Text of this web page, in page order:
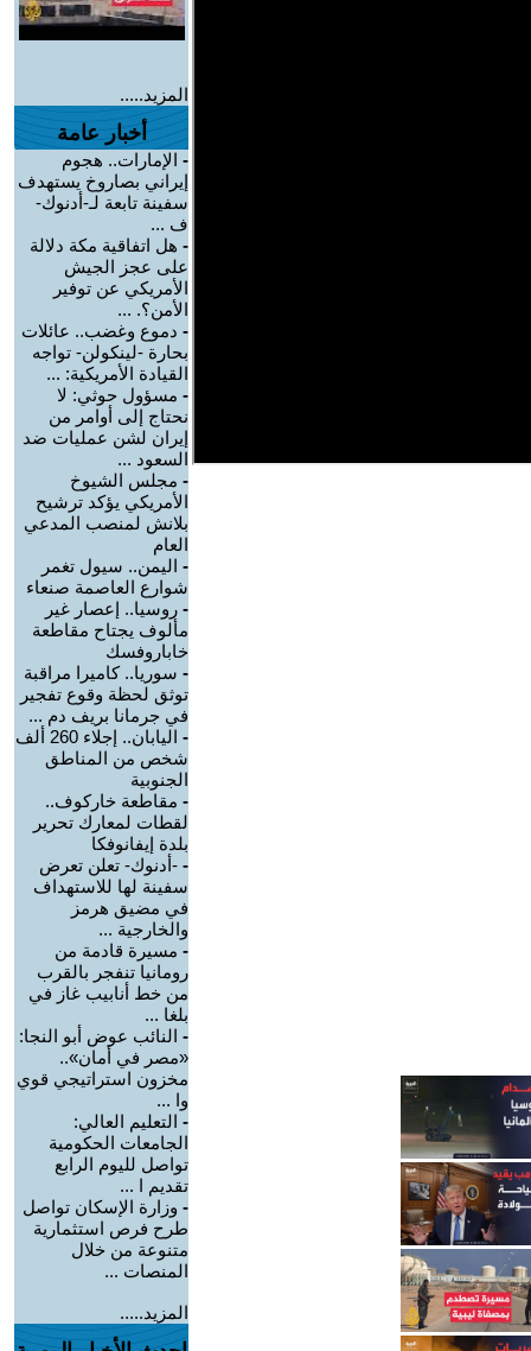
المزيد.....
أخبار عامة
- الإمارات.. هجوم
إيراني بصاروخ يستهدف
سفينة تابعة لـ-أدنوك-
ف ...
- هل اتفاقية مكة دلالة
على عجز الجيش
الأمريكي عن توفير
الأمن؟. ...
- دموع وغضب.. عائلات
بحارة -لينكولن- تواجه
القيادة الأمريكية: ...
- مسؤول حوثي: لا
نحتاج إلى أوامر من
إيران لشن عمليات ضد
السعود ...
- مجلس الشيوخ
الأمريكي يؤكد ترشيح
بلانش لمنصب المدعي
العام
- اليمن.. سيول تغمر
شوارع العاصمة صنعاء
- روسيا.. إعصار غير
مألوف يجتاح مقاطعة
خاباروفسك
- سوريا.. كاميرا مراقبة
توثق لحظة وقوع تفجير
في جرمانا بريف دم ...
-
اليابان.. إجلاء 260 ألف
شخص من المناطق
الجنوبية
- مقاطعة خاركوف..
لقطات لمعارك تحرير
بلدة إيفانوفكا
- -أدنوك- تعلن تعرض
سفينة لها للاستهداف
في مضيق هرمز
والخارجية ...
- مسيرة قادمة من
رومانيا تنفجر بالقرب
من خط أنابيب غاز في
بلغا ...
- النائب عوض أبو النجا:
«مصر في أمان»..
مخزون استراتيجي قوي
وا ...
- التعليم العالي:
الجامعات الحكومية
تواصل لليوم الرابع
تقديم ا ...
- وزارة الإسكان تواصل
طرح فرص استثمارية
متنوعة من خلال
المنصات ...
المزيد.....